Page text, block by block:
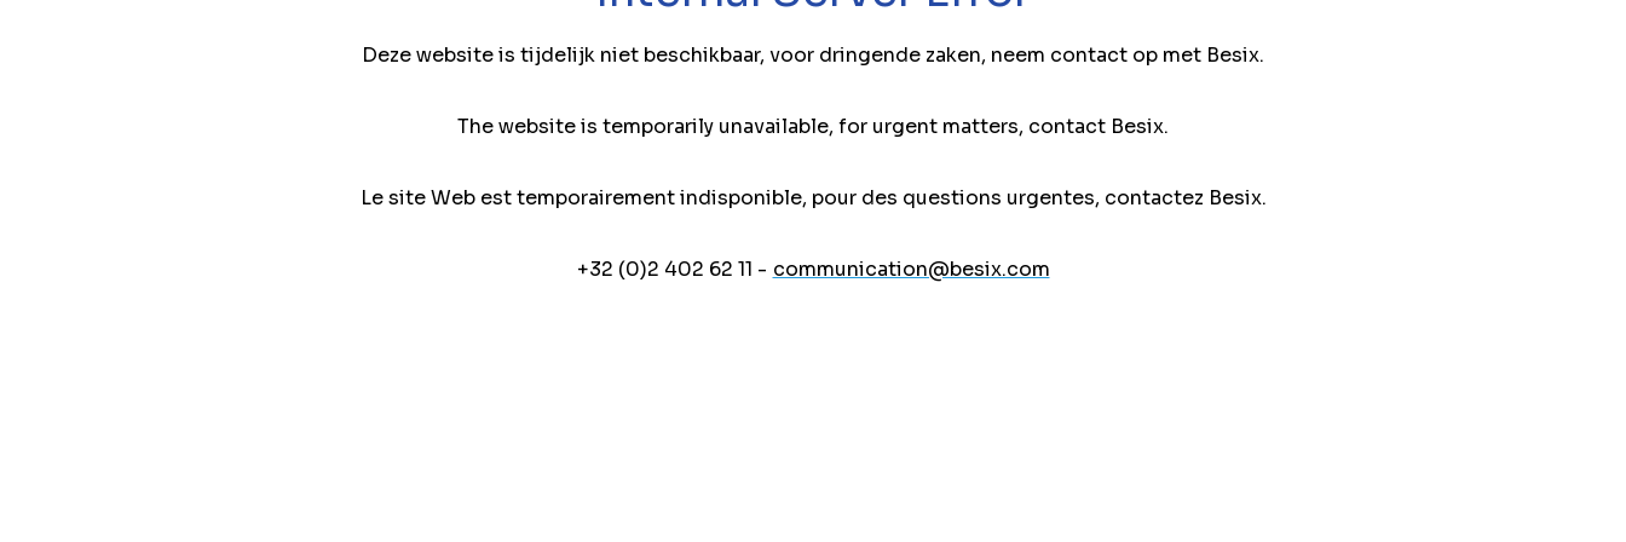
Deze website is tijdelijk niet beschikbaar, voor dringende zaken, neem contact op met Besix.
The website is temporarily unavailable, for urgent matters, contact Besix.
Le site Web est temporairement indisponible, pour des questions urgentes, contactez Besix.
+32 (0)2 402 62 11 - communication@besix.com